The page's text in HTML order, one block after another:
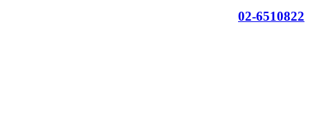
02-6510822